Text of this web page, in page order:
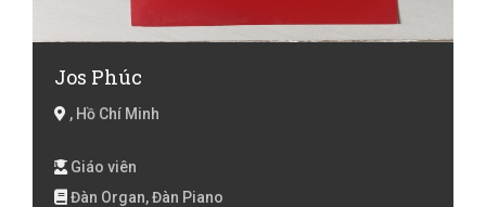
Jos Phúc
, Hồ Chí Minh
Giáo viên
Đàn Organ, Đàn Piano